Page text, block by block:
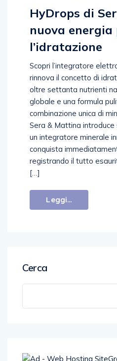
HyDrops di
nuova energia
l’idratazione
Scopri l’integratore
rinnova il concetto di
oltre settanta nutrienti
globale e una formula
combinazione unica di
Sera & Mattina
un integratore minerale
conquista
registrando il tutto
[…]
Leggi...
Cerca